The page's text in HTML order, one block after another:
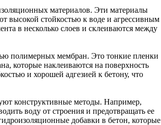
материалов. Эти материалы
высокой стойкостью к воде и агрессивным
в несколько слоев и склеиваются между
полимерных мембран. Это тонкие пленки
которые наклеиваются на поверхность
и хорошей адгезией к бетону, что
конструктивные методы. Например,
воду от строения и предотвращать ее
добавки в бетон, которые